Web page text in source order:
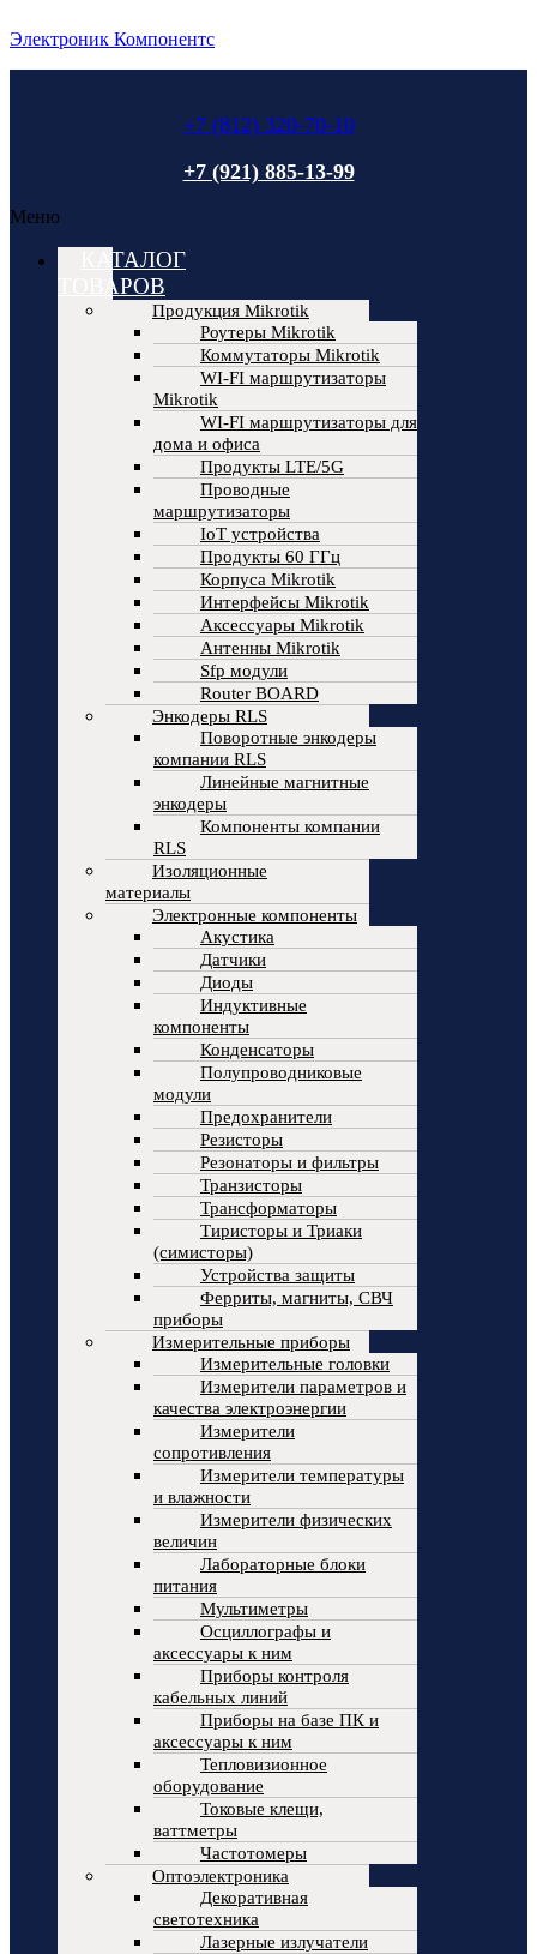
Электроник Компонентс
+7 (812) 320-70-10
+7 (921) 885-13-99
Меню
КАТАЛОГ
ТОВАРОВ
Продукция Mikrotik
Роутеры Mikrotik
Коммутаторы Mikrotik
WI-FI маршрутизаторы
Mikrotik
WI-FI маршрутизаторы для
дома и офиса
Продукты LTE/5G
Проводные
маршрутизаторы
IoT устройства
Продукты 60 ГГц
Корпуса Mikrotik
Интерфейсы Mikrotik
Аксессуары Mikrotik
Антенны Mikrotik
Sfp модули
Router BOARD
Энкодеры RLS
Поворотные энкодеры
компании RLS
Линейные магнитные
энкодеры
Компоненты компании
RLS
Изоляционные
материалы
Электронные компоненты
Акустика
Датчики
Диоды
Индуктивные
компоненты
Конденсаторы
Полупроводниковые
модули
Предохранители
Резисторы
Резонаторы и фильтры
Транзисторы
Трансформаторы
Тиристоры и Триаки
(симисторы)
Устройства защиты
Ферриты, магниты, СВЧ
приборы
Измерительные приборы
Измерительные головки
Измерители параметров и
качества электроэнергии
Измерители
сопротивления
Измерители температуры
и влажности
Измерители физических
величин
Лабораторные блоки
питания
Мультиметры
Осциллографы и
аксессуары к ним
Приборы контроля
кабельных линий
Приборы на базе ПК и
аксессуары к ним
Тепловизионное
оборудование
Токовые клещи,
ваттметры
Частотомеры
Оптоэлектроника
Декоративная
светотехника
Лазерные излучатели